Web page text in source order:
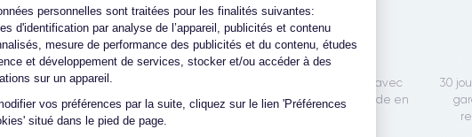
personnelles sont traitées pour les finalités suivantes:
d'identification par analyse de l’appareil, publicités et contenu
mesure de performance des publicités et du contenu, études
et développement de services, stocker et/ou accéder à des
sur un appareil.
vos préférences par la suite, cliquez sur le lien 'Préférences
situé dans le pied de page.
Axeptio consent
du reconditionné
reconditionnons nous-
produits pour un maximum
de qualité.
Un SAV proche et en France
Nos équipes sont en contact direct avec
notre atelier pour une résolution rapide en
30